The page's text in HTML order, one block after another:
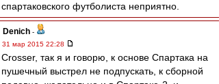
спартаковского футболиста неприятно.
Denich -
31 мар 2015 22:28
Crosser, так я и говорю, к основе Спартака на
пушечный выстрел не подпускать, к сборной